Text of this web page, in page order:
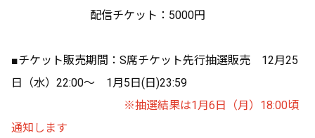
配信チケット：5000円
■チケット販売期間：S席チケット先行抽選販売 12月25
日（水）22:00〜 1月5日(日)23:59
※抽選結果は1月6日（月）18:00頃
通知します